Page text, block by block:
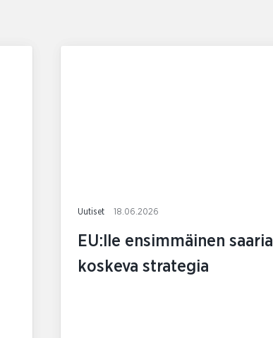
Uutiset 18.06.2026
EU:lle ensimmäinen saaria
koskeva strategia